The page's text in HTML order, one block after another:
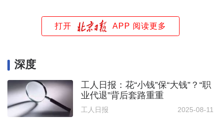
打开 APP 阅读更多
深度
工人日报：花“小钱”保“大钱”？“职
业代退”背后套路重重
工人日报 2025-08-11